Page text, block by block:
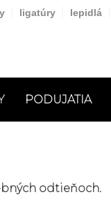
ligatúry lepidlá
PODUJATIA
odtieňoch.